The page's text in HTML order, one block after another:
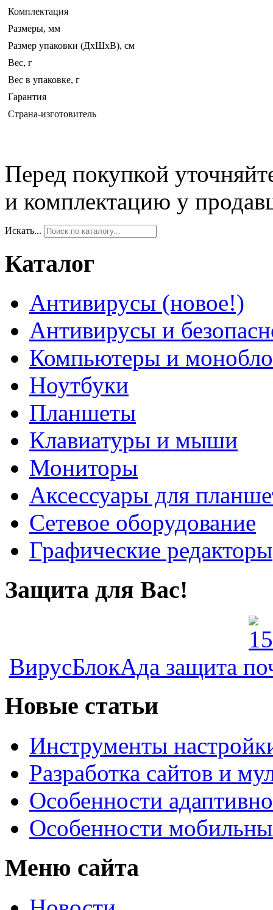
Комплектация
Размеры, мм
Размер упаковки (ДхШхВ), см
Вес, г
Вес в упаковке, г
Гарантия
Страна-изготовитель
Перед покупкой
и комплектацию у
Искать...
Каталог
Антивирусы (новое!)
Антивирусы и
Компьютеры и
Ноутбуки
Планшеты
Клавиатуры и мыши
Мониторы
Аксессуары для
Сетевое оборудование
Графические редакторы
Защита для Вас!
ВирусБлокАда защита
Новые статьи
Инструменты
Разработка сайтов и
Особенности
Особенности
Меню сайта